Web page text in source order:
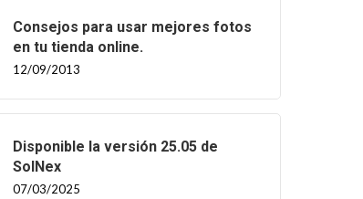
Consejos para usar mejores fotos
en tu tienda online.
12/09/2013
Disponible la versión 25.05 de
SolNex
07/03/2025